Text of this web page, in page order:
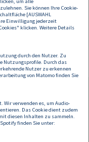
Studien in medizinischer
Start-up-Desk
eigenes Unternehmen
Sie können Ihre Cookie-
[AUSWAHL
Einwilligung jederzeit
klicken. Weitere Details
durch den Nutzer. Zu
Nutzungsprofile. Durch das
Nutzer zu erkennen
von Matomo finden Sie
Wir verwenden es, um Audio-
Das Cookie dient zudem
diesen Inhalten zu sammeln.
finden Sie unter: